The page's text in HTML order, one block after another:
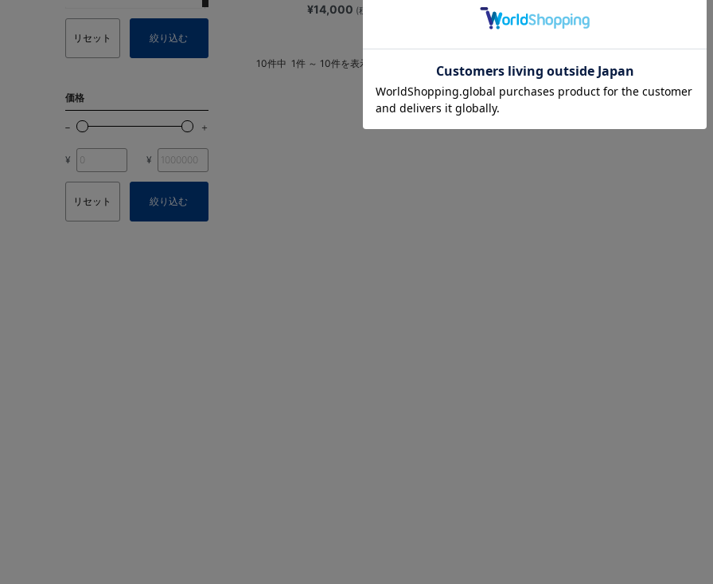
リセット 絞り込む
価格
¥ ¥
リセット 絞り込む
¥14,000 (税込) ¥14,000
10件中 1件 ～ 10件を表示